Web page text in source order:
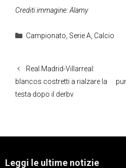
Crediti immagine: Alamy
Categorie
Campionato, Serie A, Calcio
Real Madrid-Villarreal:
blancos costretti a rialzare la
testa dopo il derbv
Leggi le ultime notizie